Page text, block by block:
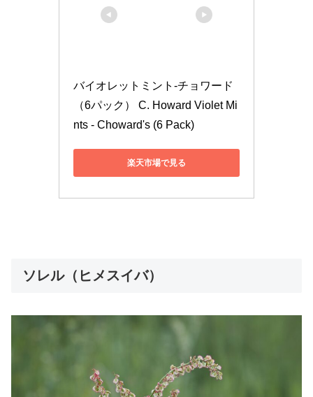
バイオレットミント-チョワード
（6パック） C. Howard Violet Mi
nts - Choward's (6 Pack)
楽天市場で見る
ソレル（ヒメスイバ）